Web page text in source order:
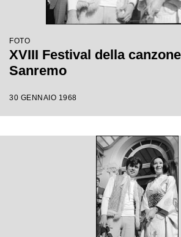
FOTO
XVIII Festival della
Sanremo
30 GENNAIO 1968